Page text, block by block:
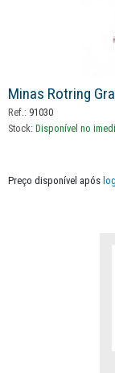
Minas Rotring
Ref.: 91030
Stock: Disponível no
Preço disponível após